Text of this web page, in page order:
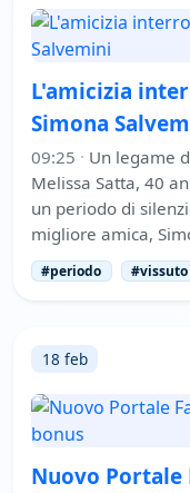
L'amicizia
Simona
09:25 · Un legame
Melissa Satta, 40
un periodo di
migliore amica,
#periodo #vissuto
18 feb
Nuovo Portale